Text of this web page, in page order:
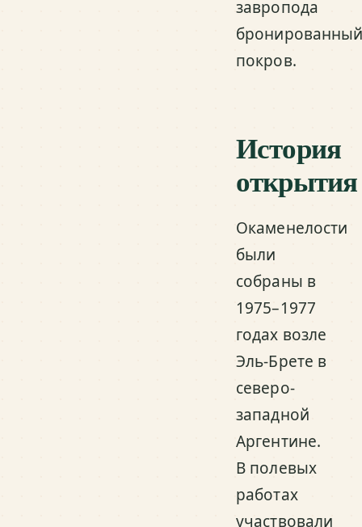
завропода
покров.
История
открытия
Окаменелости
были
собраны в
1975–1977
годах возле
Эль-Брете в
северо-
западной
Аргентине.
В полевых
работах
участвовали